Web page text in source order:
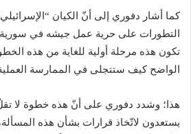
كما أشار دفوري إلى أنّ الكيان
التطورات على حرية عمل جيشه في
تكون هذه مرحلة أولية للغاية من هذه
الواضح كيف ستتجلى في الممارسة
هذا؛ وشدد دفوري على أنّ هذه خطوة لا تقلّ
يستعدون لاتّخاذ قرارات بشأن هذه